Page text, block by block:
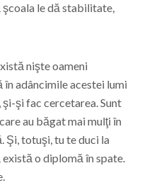
şcoala le dă stabilitate,
nişte oameni
în adâncimile acestei lumi
şi fac cercetarea. Sunt
au băgat mai mulţi în
Şi, totuşi, tu te duci la
o diplomă în spate.